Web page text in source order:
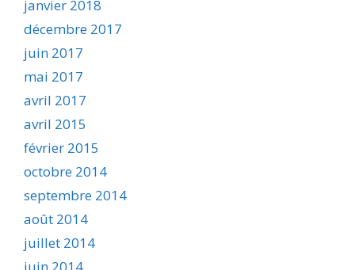
janvier 2018
décembre 2017
juin 2017
mai 2017
avril 2017
avril 2015
février 2015
octobre 2014
septembre 2014
août 2014
juillet 2014